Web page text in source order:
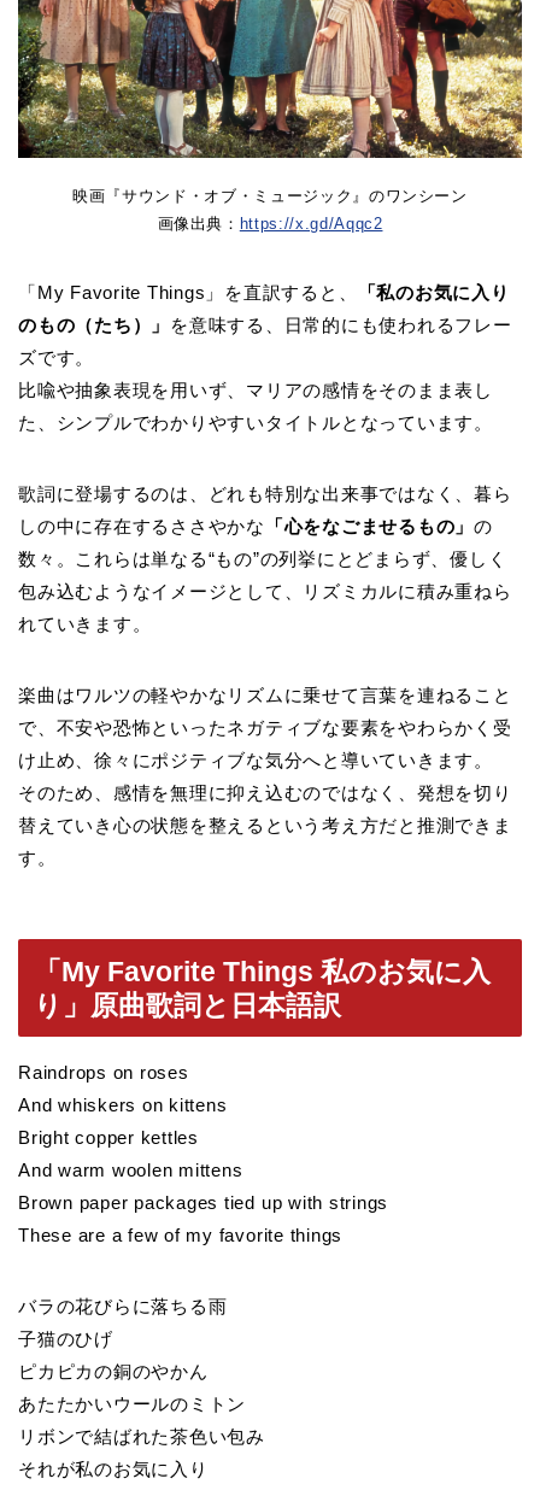
映画『サウンド・オブ・ミュージック』のワンシーン
画像出典： https://x.gd/Aqqc2
「My Favorite Things」を直訳すると、
「私のお気に入り
のもの（たち）」
を意味する、日常的にも使われるフレー
ズです。
比喩や抽象表現を用いず、マリアの感情をそのまま表し
た、シンプルでわかりやすいタイトルとなっています。
歌詞に登場するのは、どれも特別な出来事ではなく、暮ら
しの中に存在するささやかな
「心をなごませるもの」の
数々。これらは単なる“もの”の列挙にとどまらず、優しく
包み込むようなイメージとして、リズミカルに積み重ねら
れていきます。
楽曲はワルツの軽やかなリズムに乗せて言葉を連ねること
で、不安や恐怖といったネガティブな要素をやわらかく受
け止め、徐々にポジティブな気分へと導いていきます。
そのため、感情を無理に抑え込むのではなく、発想を切り
替えていき心の状態を整えるという考え方だと推測できま
す。
「My Favorite Things 私のお気に入
り」原曲歌詞と日本語訳
Raindrops on roses
And whiskers on kittens
Bright copper kettles
And warm woolen mittens
Brown paper packages tied up with strings
These are a few of my favorite things
バラの花びらに落ちる雨
子猫のひげ
ピカピカの銅のやかん
あたたかいウールのミトン
リボンで結ばれた茶色い包み
それが私のお気に入り